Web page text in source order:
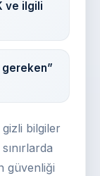
ve ilgili
bilgiler
güvenliği